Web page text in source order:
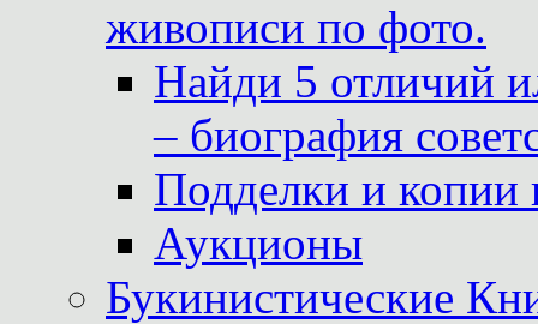
живописи по фото.
Найди 5 отличий
– биография
Подделки и копии
Аукционы
Букинистические